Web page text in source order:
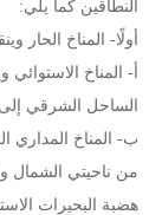
النطاقين كما يلي:
أولًا- المناخ
أ- المناخ
الساحل الشرقي
ب- المناخ المداري
من ناحيتي الشمال
هضبة البحيرات